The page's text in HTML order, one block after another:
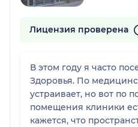
Лицензия проверена
В этом году я часто
Здоровья. По
устраивает, но вот по
помещения клиники
кажется, что